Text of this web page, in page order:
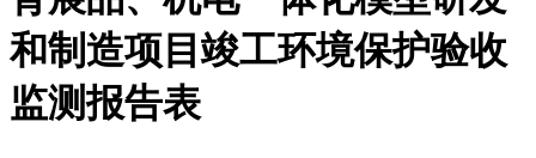
和制造项目竣工环境保护验收
监测报告表